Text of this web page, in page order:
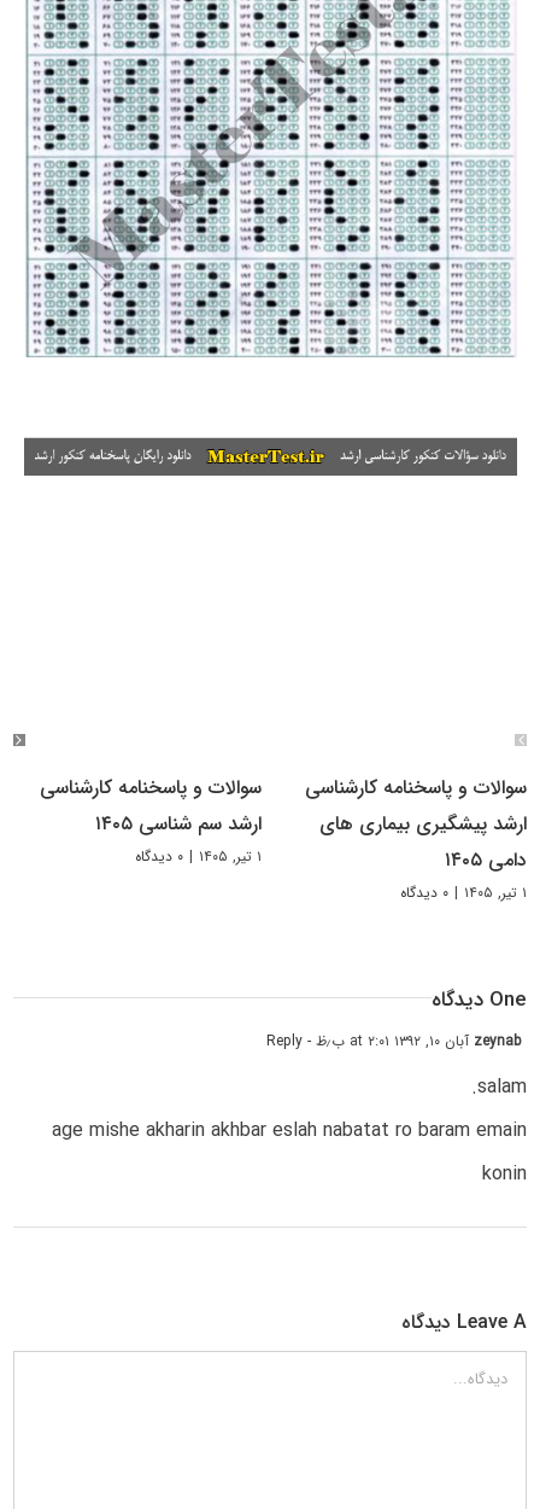
سوالات و پاسخنامه کارشناسی
ارشد پیشگیری بیماری های
دامی ۱۴۰۵
۱ تیر, ۱۴۰۵ | ۰ دیدگاه
سوالات و پاسخنامه کارشناسی
ارشد سم شناسی ۱۴۰۵
۱ تیر, ۱۴۰۵ | ۰ دیدگاه
One دیدگاه
zeynab آبان ۱۰, ۱۳۹۲ at ۲:۰۱ ب٫ظ - Reply
salam.
age mishe akharin akhbar eslah nabatat ro baram emain
konin
Leave A دیدگاه
دیدگاه